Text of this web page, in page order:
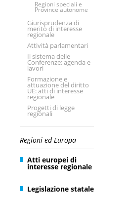
Regioni speciali e
Province autonome
Giurisprudenza di
merito di interesse
regionale
Attività parlamentari
Il sistema delle
Conferenze: agenda e
lavori
Formazione e
attuazione del diritto
UE: atti di interesse
regionale
Progetti di legge
regionali
Regioni ed Europa
Atti europei di
interesse regionale
Legislazione statale